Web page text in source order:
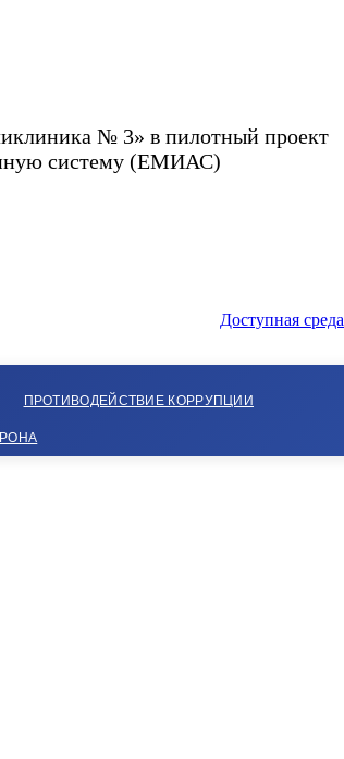
№ 3» в пилотный проект
систему (ЕМИАС)
ПРОТИВОДЕЙСТВИЕ КОРРУПЦИИ
Доступная среда